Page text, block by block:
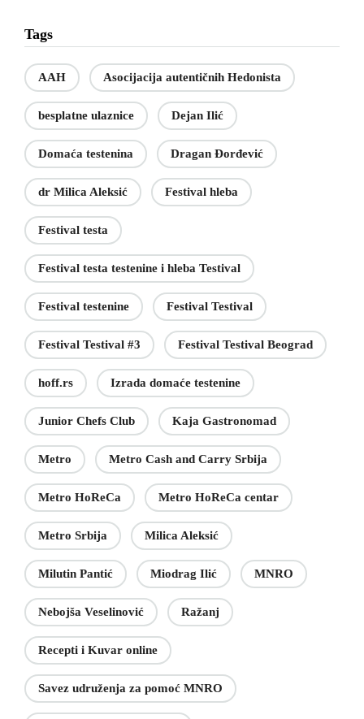
Tags
AAH Asocijacija autentičnih Hedonista
besplatne ulaznice Dejan Ilić
Domaća testenina Dragan Đorđević
dr Milica Aleksić Festival hleba
Festival testa
Festival testa testenine i hleba Testival
Festival testenine Festival Testival
Festival Testival #3 Festival Testival Beograd
hoff.rs Izrada domaće testenine
Junior Chefs Club Kaja Gastronomad
Metro Metro Cash and Carry Srbija
Metro HoReCa Metro HoReCa centar
Metro Srbija Milica Aleksić
Milutin Pantić Miodrag Ilić MNRO
Nebojša Veselinović Ražanj
Recepti i Kuvar online
Savez udruženja za pomoć MNRO